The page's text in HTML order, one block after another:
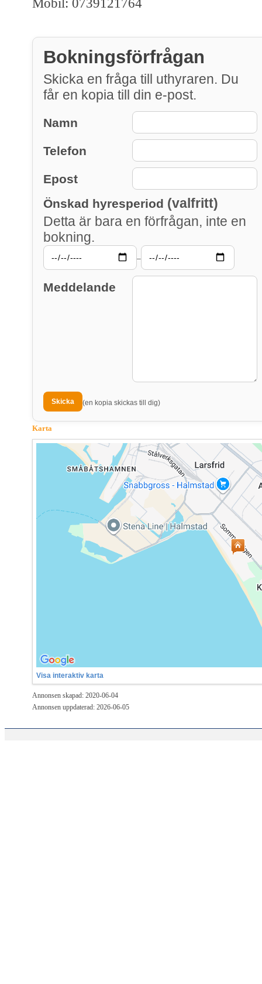
Mobil: 0739121764
Bokningsförfrågan
Skicka en fråga till uthyraren. Du
får en kopia till din e-post.
Namn
Telefon
Epost
Önskad hyresperiod (valfritt)
Detta är bara en förfrågan, inte en
bokning.
–
Meddelande
(en kopia skickas till dig)
Karta
Visa interaktiv karta
Annonsen skapad: 2020-06-04
Annonsen uppdaterad: 2026-06-05